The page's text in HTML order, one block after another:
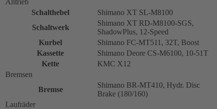
Schalthebel
Shimano XT SL-M8100
Schaltwerk
Shimano XT RD-M8100-SGS,
ShadowPlus, 12-Speed
Kurbel
Shimano FC-MT511, 32T, Boost
Kassette
Shimano Deore CS-M6100, 10-51T
Kette
KMC X12
Bremsen
Bremse
Shimano BR-MT410, Hydr. Disc
Brake (180/160)
Laufräder